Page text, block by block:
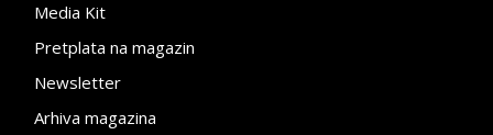
Media Kit
Pretplata na magazin
Newsletter
Arhiva magazina